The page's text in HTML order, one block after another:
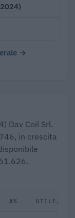
→
Dav Coil Srl.
in crescita
Δ% UTILE/